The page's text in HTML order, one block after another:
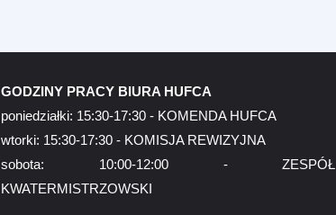
GODZINY PRACY BIURA HUFCA
poniedziałki: 15:30-17:30 - KOMENDA HUFCA
wtorki: 15:30-17:30 - KOMISJA REWIZYJNA
sobota: 10:00-12:00 - ZESPÓŁ
KWATERMISTRZOWSKI